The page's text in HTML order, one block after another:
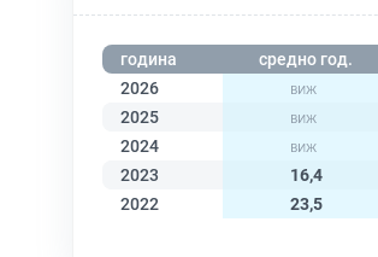
година средно год.
2026
2025
2024
2023
16,4
2022
23,5